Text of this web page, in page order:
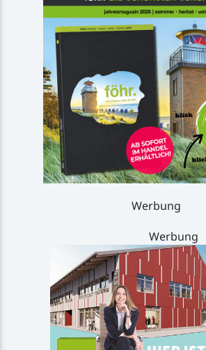
Werbung
Werbung